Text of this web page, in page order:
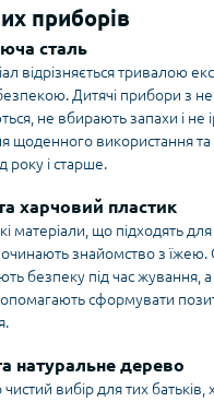
приборів
сталь
відрізняється тривалою
Дитячі прибори з
не вбирають запахи і не
щоденного використання та
року і старше.
харчовий пластик
матеріали, що підходять
знайомство з їжею.
безпеку під час жування, а
сформувати
натуральне дерево
чистий вибір для тих батьків,